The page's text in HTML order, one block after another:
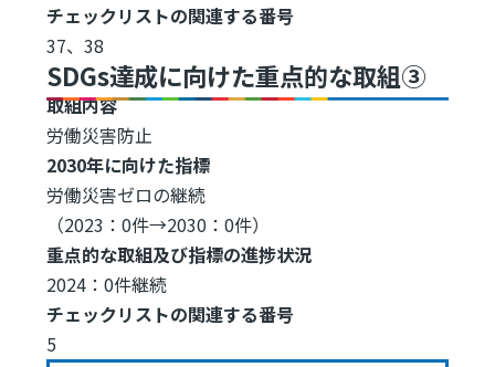
チェックリストの関連する番号
37、38
SDGs達成に向けた重点的な取組③
取組内容
労働災害防止
2030年に向けた指標
労働災害ゼロの継続
（2023：0件→2030：0件）
重点的な取組及び指標の進捗状況
2024：0件継続
チェックリストの関連する番号
5